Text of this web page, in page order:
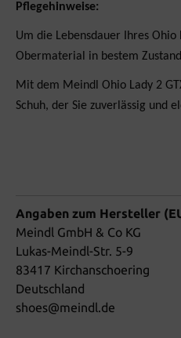
Pflegehinweise:
Um die Lebensdauer Ihres
Obermaterial in bestem
Mit dem Meindl Ohio Lady 2
Schuh, der Sie zuverlässig und
Angaben zum Hersteller
Meindl GmbH & Co KG
Lukas-Meindl-Str. 5-9
83417 Kirchanschoering
Deutschland
shoes@meindl.de